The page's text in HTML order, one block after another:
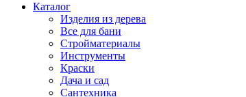
Каталог
Изделия из дерева
Все для бани
Стройматериалы
Инструменты
Краски
Дача и сад
Сантехника